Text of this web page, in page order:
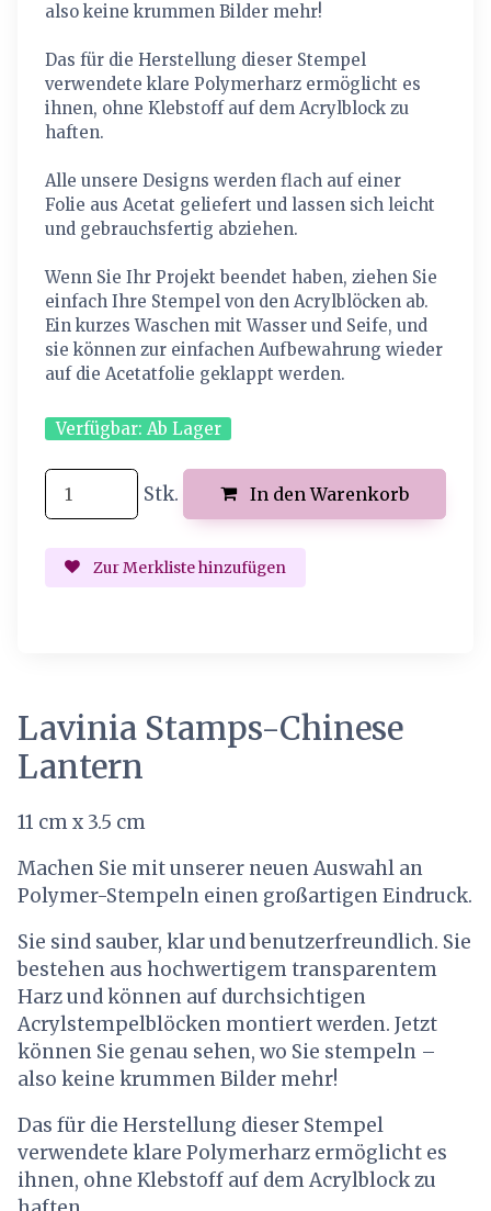
also keine krummen Bilder mehr!
Das für die Herstellung dieser Stempel
verwendete klare Polymerharz ermöglicht es
ihnen, ohne Klebstoff auf dem Acrylblock zu
haften.
Alle unsere Designs werden flach auf einer
Folie aus Acetat geliefert und lassen sich leicht
und gebrauchsfertig abziehen.
Wenn Sie Ihr Projekt beendet haben, ziehen Sie
einfach Ihre Stempel von den Acrylblöcken ab.
Ein kurzes Waschen mit Wasser und Seife, und
sie können zur einfachen Aufbewahrung wieder
auf die Acetatfolie geklappt werden.
Verfügbar: Ab Lager
Stk. In den Warenkorb
Zur Merkliste hinzufügen
Lavinia Stamps-Chinese
Lantern
11 cm x 3.5 cm
Machen Sie mit unserer neuen Auswahl an
Polymer-Stempeln einen großartigen Eindruck.
Sie sind sauber, klar und benutzerfreundlich. Sie
bestehen aus hochwertigem transparentem
Harz und können auf durchsichtigen
Acrylstempelblöcken montiert werden. Jetzt
können Sie genau sehen, wo Sie stempeln –
also keine krummen Bilder mehr!
Das für die Herstellung dieser Stempel
verwendete klare Polymerharz ermöglicht es
ihnen, ohne Klebstoff auf dem Acrylblock zu